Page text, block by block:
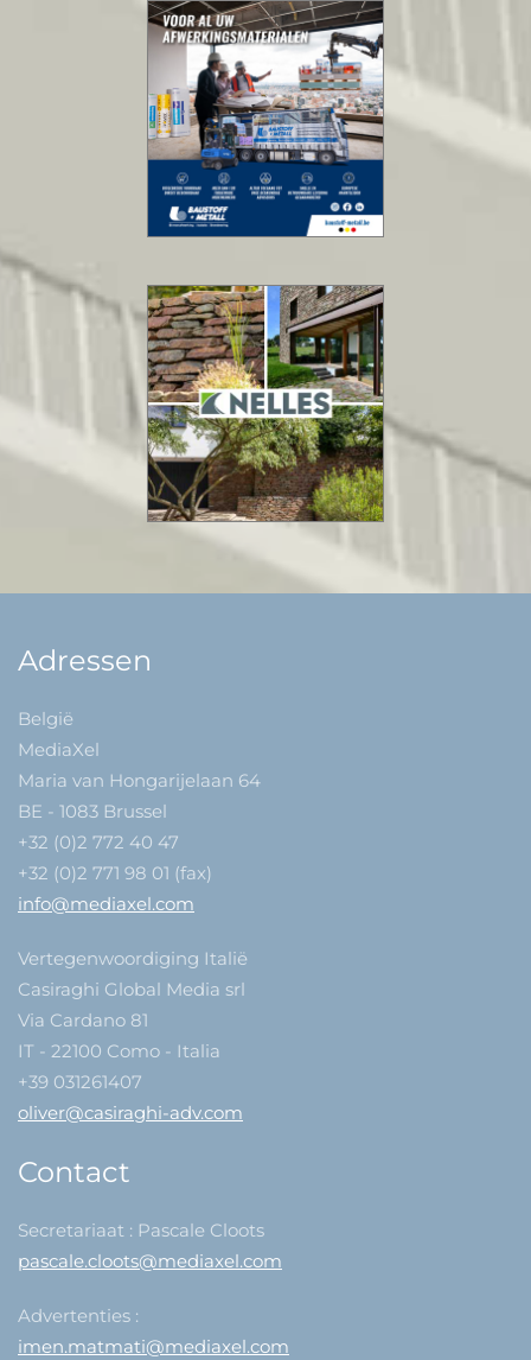
Adressen
België
MediaXel
Maria van Hongarijelaan 64
BE - 1083 Brussel
+32 (0)2 772 40 47
+32 (0)2 771 98 01 (fax)
info@mediaxel.com
Vertegenwoordiging Italië
Casiraghi Global Media srl
Via Cardano 81
IT - 22100 Como - Italia
+39 031261407
oliver@casiraghi-adv.com
Contact
Secretariaat : Pascale Cloots
pascale.cloots@mediaxel.com
Advertenties :
imen.matmati@mediaxel.com